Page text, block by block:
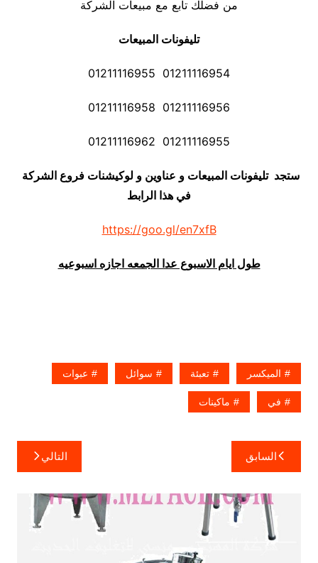
من فضلك تابع مع مبيعات الشركة
تليفونات المبيعات
01211116954 01211116955
01211116956 01211116958
01211116955 01211116962
ستجد تليفونات المبيعات و عناوين و لوكيشنات فروع الشركة
في هذا الرابط
https://goo.gl/en7xfB
طول ايام الاسبوع عدا الجمعه اجازه اسبوعيه
الميكسر تعبئة سوائل عبوات
في ماكينات
تصفّح
المقالات
السابق التالي